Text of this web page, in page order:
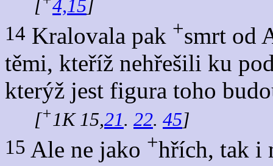
[ 4,15]
14 Kralovala pak +smrt od
těmi, kteříž nehřešili ku
kterýž jest figura toho
[+1K 15,21. 22. 45]
15 Ale ne jako +hřích, tak i